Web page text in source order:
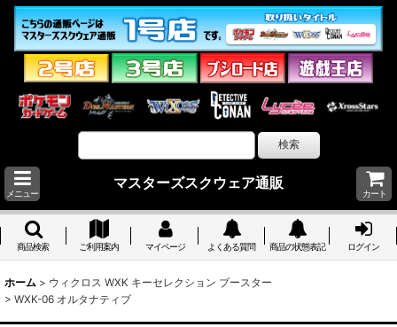
メニュー
マスターズスクウェア通販
カート
商品検索 ご利用案内 マイページ よくある質問 商品の状態表記 ログイン
ホーム > ウィクロス WXK キーセレクション ブースター
> WXK-06 オルタナティブ